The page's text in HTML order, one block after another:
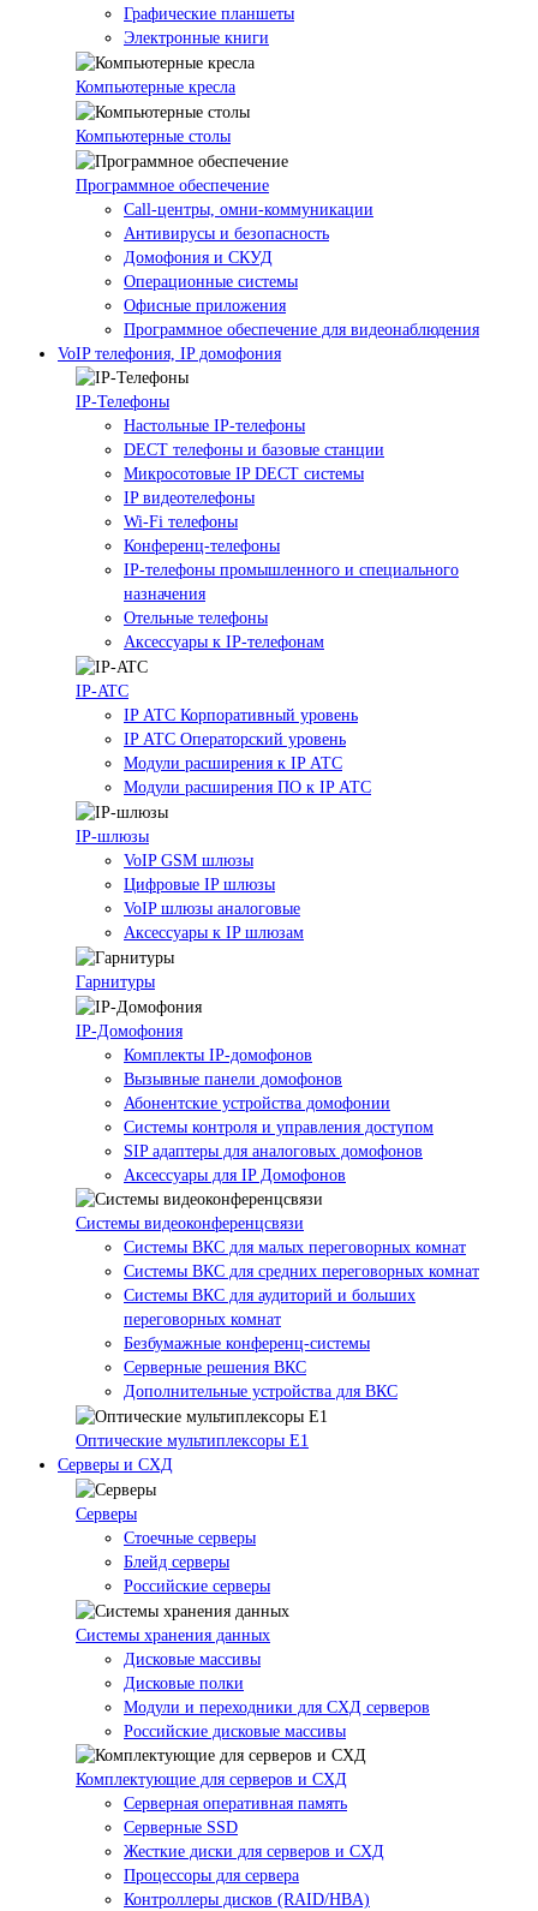
Графические планшеты
Электронные книги
Компьютерные кресла
Компьютерные столы
Программное обеспечение
Call-центры, омни-коммуникации
Антивирусы и безопасность
Домофония и СКУД
Операционные системы
Офисные приложения
Программное обеспечение для видеонаблюдения
VoIP телефония, IP домофония
IP-Телефоны
Настольные IP-телефоны
DECT телефоны и базовые станции
Микросотовые IP DECT системы
IP видеотелефоны
Wi-Fi телефоны
Конференц-телефоны
IP-телефоны промышленного и специального
назначения
Отельные телефоны
Аксессуары к IP-телефонам
IP-ATC
IP АТС Корпоративный уровень
IP АТС Операторский уровень
Модули расширения к IP АТС
Модули расширения ПО к IP АТС
IP-шлюзы
VoIP GSM шлюзы
Цифровые IP шлюзы
VoIP шлюзы аналоговые
Аксессуары к IP шлюзам
Гарнитуры
IP-Домофония
Комплекты IP-домофонов
Вызывные панели домофонов
Абонентские устройства домофонии
Системы контроля и управления доступом
SIP адаптеры для аналоговых домофонов
Аксессуары для IP Домофонов
Системы видеоконференцсвязи
Системы ВКС для малых переговорных комнат
Системы ВКС для средних переговорных комнат
Системы ВКС для аудиторий и больших
переговорных комнат
Безбумажные конференц-системы
Серверные решения ВКС
Дополнительные устройства для ВКС
Оптические мультиплексоры Е1
Серверы и СХД
Серверы
Стоечные серверы
Блейд серверы
Российские серверы
Системы хранения данных
Дисковые массивы
Дисковые полки
Модули и переходники для СХД серверов
Российские дисковые массивы
Комплектующие для серверов и СХД
Серверная оперативная память
Серверные SSD
Жесткие диски для серверов и СХД
Процессоры для сервера
Контроллеры дисков (RAID/HBA)